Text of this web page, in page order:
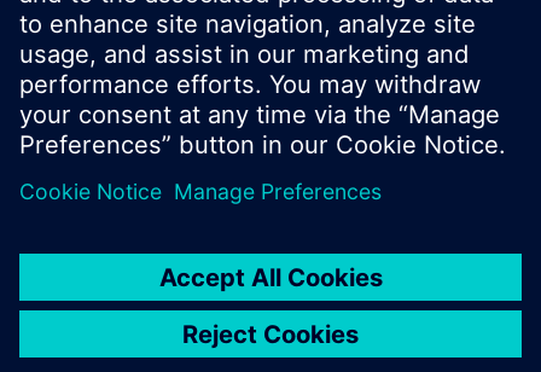
© Siemens Schweiz AG 2017
Produktangebot und Preise können pro Land
Nutzungsbedingungen